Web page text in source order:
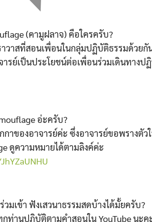
(คามูฝลาจ) คือใครครับ?
วาสที่สอนเพื่อนในกลุ่มปฏิบัติธรรมด้วยกั
รย์เป็นประโยชน์ต่อเพื่อนร่วมเดินทางป
อ่ะครับ?
าของอาจารย์ค่ะ ซึ่งอาจารย์ขอพรางตั
ดูความหมายได้ตามลิงค์ค่ะ
วมเข้า ฟังเสวนาธรรมสดบ้างได้มั้ยครับ?
ท่านปฏิบัติตามคำสอนใน YouTube นะ